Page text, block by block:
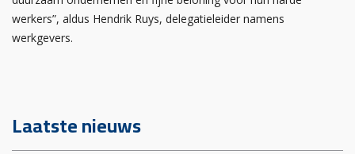
werkers”, aldus Hendrik Ruys, delegatieleider namens
werkgevers.
Laatste nieuws